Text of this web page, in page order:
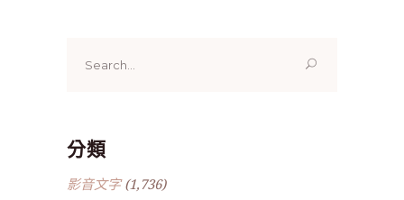
for:
分類
影音文字(1,736)